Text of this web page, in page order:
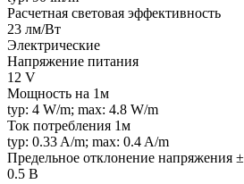
Расчетная световая эффективность
23 лм/Вт
Электрические
Напряжение питания
12 V
Мощность на 1м
typ: 4 W/m; max: 4.8 W/m
Ток потребления 1м
typ: 0.33 A/m; max: 0.4 A/m
Предельное отклонение напряжения ±
0.5 В